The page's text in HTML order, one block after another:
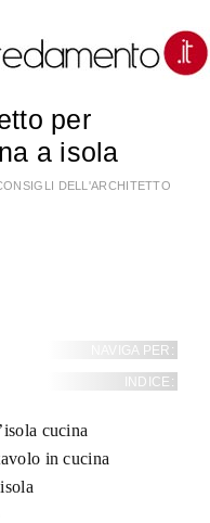
per
a isola
DELL'ARCHITETTO
NAVIGA PER:
INDICE:
cucina
in cucina